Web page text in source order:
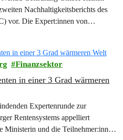
Nachhaltigkeitsberichts des
vor. Die Expert:innen von
Finanzsektor
in einer 3 Grad wärmeren
Expertenrunde zur
Rentensystems appelliert
Ministerin und die Teilnehmer:innen